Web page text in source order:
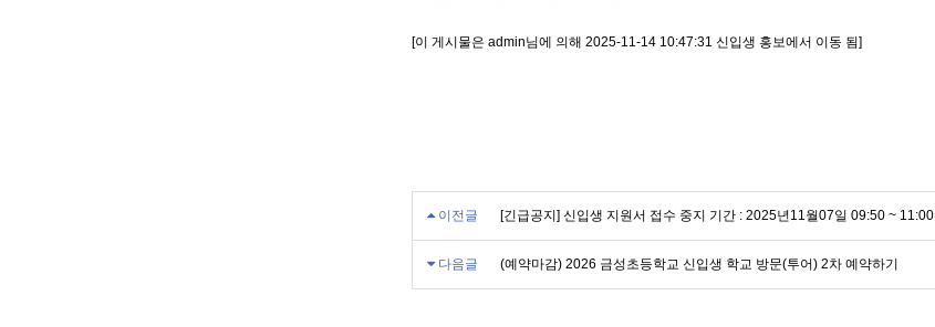
[이 게시물은 admin님에 의해 2025-11-14 10:47:31 신입생 홍보에서 이동 됨]
이전글 [긴급공지] 신입생 지원서 접수 중지 기간 : 2025년11월07일 09:50 ~ 11:00
다음글 (예약마감) 2026 금성초등학교 신입생 학교 방문(투어) 2차 예약하기